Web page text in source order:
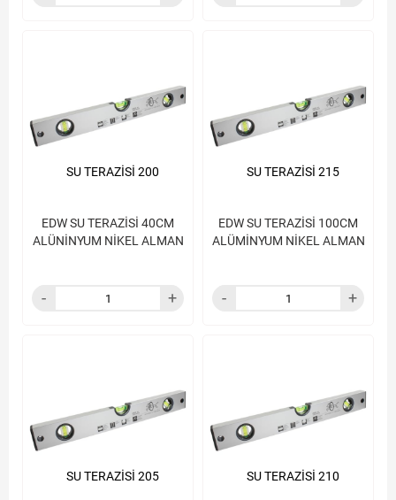
EDW SU TERAZİSİ 40CM
ALÜNİNYUM NİKEL ALMAN
SU TERAZİSİ 200
EDW SU TERAZİSİ 100CM
ALÜMİNYUM NİKEL ALMAN
SU TERAZİSİ 215
SU TERAZİSİ 205 SU TERAZİSİ 210